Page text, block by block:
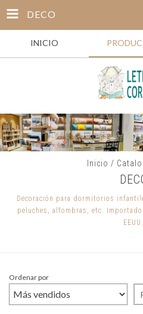
DECO
INICIO
Inicio /
Decoración para dormitorios
peluches, alfombras, etc.
EEUU.
Ordenar por